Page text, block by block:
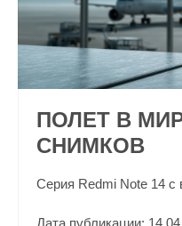
ПОЛЕТ В
СНИМКОВ
Серия Redmi Note 14 с
Дата публикации: